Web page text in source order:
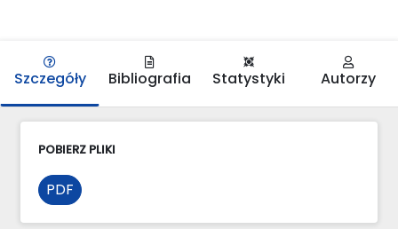
Szczegóły Bibliografia Statystyki Autorzy
POBIERZ PLIKI
PDF